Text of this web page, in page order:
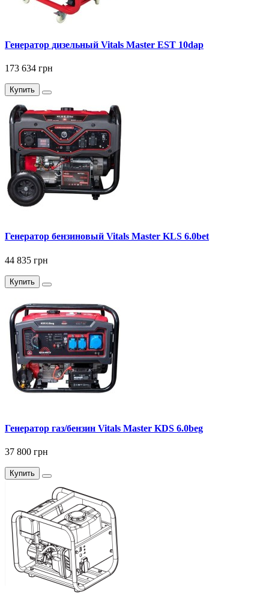
Генератор дизельный Vitals Master EST 10dap
173 634 грн
Купить
Генератор бензиновый Vitals Master KLS 6.0bet
44 835 грн
Купить
Генератор газ/бензин Vitals Master KDS 6.0beg
37 800 грн
Купить